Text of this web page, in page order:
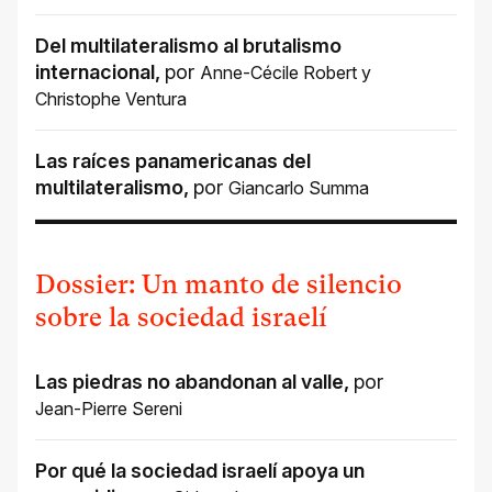
Del multilateralismo al brutalismo
internacional, por Anne-Cécile Robert y
Christophe Ventura
Las raíces panamericanas del
multilateralismo, por Giancarlo Summa
Dossier: Un manto de silencio
sobre la sociedad israelí
Las piedras no abandonan al valle, por
Jean-Pierre Sereni
Por qué la sociedad israelí apoya un